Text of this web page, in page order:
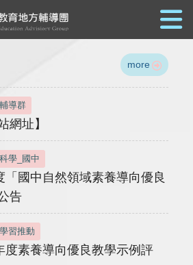
more
導群
網址】
學_國中
「國中自然領域素養導向優良
告
習推動
度素養導向優良教學示例評